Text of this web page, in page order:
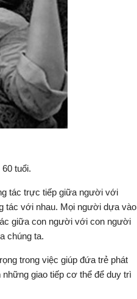
tuổi.
tác trực tiếp giữa người với
tác với nhau. Mọi người dựa vào
giữa con người với con người
chúng ta.
trong việc giúp đứa trẻ phát
giao tiếp cơ thể để duy trì